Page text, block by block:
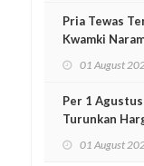
Pria Tewas
Kwamki
01 August
Per 1
Turunkan
01 August